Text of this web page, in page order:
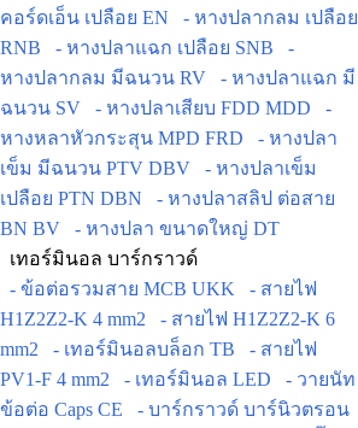
คอร์ดเอ็น เปลือย EN
- หางปลากลม เปลือย
RNB
- หางปลาแฉก เปลือย SNB
-
หางปลากลม มีฉนวน RV
- หางปลาแฉก มี
ฉนวน SV
- หางปลาเสียบ FDD MDD
-
หางหลาหัวกระสุน MPD FRD
- หางปลา
เข็ม มีฉนวน PTV DBV
- หางปลาเข็ม
เปลือย PTN DBN
- หางปลาสลิป ต่อสาย
BN BV
- หางปลา ขนาดใหญ่ DT
เทอร์มินอล บาร์กราวด์
- ข้อต่อรวมสาย MCB UKK
- สายไฟ
H1Z2Z2-K 4 mm2
- สายไฟ H1Z2Z2-K 6
mm2
- เทอร์มินอลบล็อก TB
- สายไฟ
PV1-F 4 mm2
- เทอร์มินอล LED
- วายนัท
ข้อต่อ Caps CE
- บาร์กราวด์ บาร์นิวตรอน